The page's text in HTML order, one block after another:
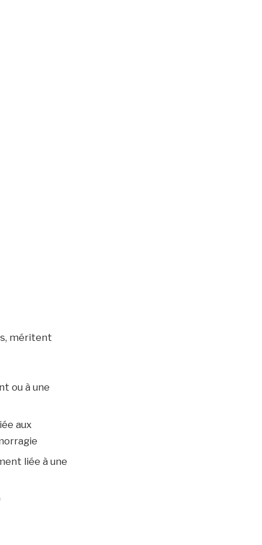
méritent
ou à une
aux
liée à une